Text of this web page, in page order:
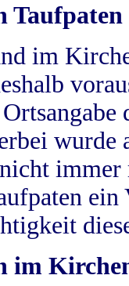
Taufpaten
im
wurde
im